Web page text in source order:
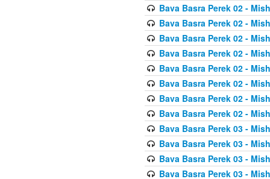
Bava Basra Perek 02 -
Bava Basra Perek 02 -
Bava Basra Perek 02 -
Bava Basra Perek 02 -
Bava Basra Perek 02 -
Bava Basra Perek 02 -
Bava Basra Perek 02 -
Bava Basra Perek 02 -
Bava Basra Perek 03 -
Bava Basra Perek 03 -
Bava Basra Perek 03 -
Bava Basra Perek 03 -